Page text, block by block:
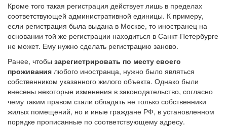
Кроме того такая регистрация действует лишь в пределах
соответствующей административной единицы. К примеру,
если регистрация была выдана в Москве, то иностранец на
основании той же регистрации находиться в Санкт-Петербурге
не может. Ему нужно сделать регистрацию заново.
Ранее, чтобы зарегистрировать по месту своего
проживания любого иностранца, нужно было являться
собственником указанного жилого объекта. Однако были
внесены некоторые изменения в законодательство, согласно
чему таким правом стали обладать не только собственники
жилых помещений, но и иные граждане РФ, в установленном
порядке прописанные по соответствующему адресу.